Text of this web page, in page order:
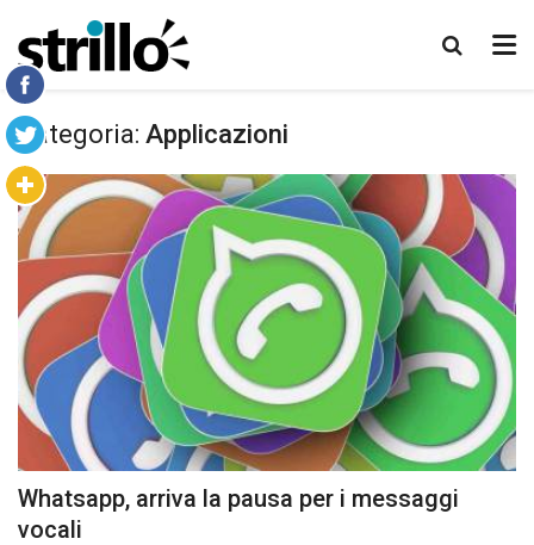
Categoria: Applicazioni
Whatsapp, arriva la pausa per i messaggi
vocali